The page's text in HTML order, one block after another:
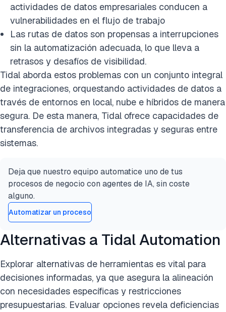
actividades de datos empresariales conducen a
vulnerabilidades en el flujo de trabajo
Las rutas de datos son propensas a interrupciones
sin la automatización adecuada, lo que lleva a
retrasos y desafíos de visibilidad.
Tidal aborda estos problemas con un conjunto integral
de integraciones, orquestando actividades de datos a
través de entornos en local, nube e híbridos de manera
segura. De esta manera, Tidal ofrece capacidades de
transferencia de archivos integradas y seguras entre
sistemas.
Deja que nuestro equipo automatice uno de tus
procesos de negocio con agentes de IA, sin coste
alguno.
Automatizar un proceso
Alternativas a Tidal Automation
Explorar alternativas de herramientas es vital para
decisiones informadas, ya que asegura la alineación
con necesidades específicas y restricciones
presupuestarias. Evaluar opciones revela deficiencias